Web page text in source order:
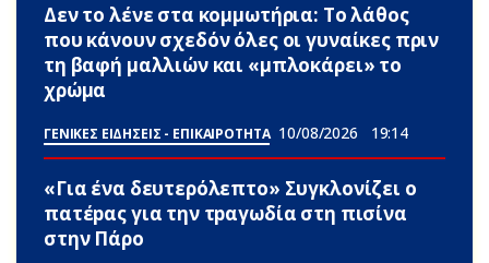
Δεν το λένε στα κομμωτήρια: Το λάθος
που κάνουν σχεδόν όλες οι γυναίκες πριν
τη βαφή μαλλιών και «μπλοκάρει» το
χρώμα
ΓΕΝΙΚΕΣ ΕΙΔΗΣΕΙΣ - ΕΠΙΚΑΙΡΟΤΗΤΑ 10/08/2026 19:14
«Για ένα δευτερόλεπτο» Συγκλονίζει ο
πατέpας για την τpαγωδία στη πισίνα
στην Πάρο